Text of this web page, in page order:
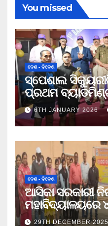
You missed
ଦେଶ - ବିଦେଶ
ସ୍ପେଶାଲ
ପ୍ରଥମ
ଉଦଯାପିତ
6TH JANUARY 2026
ଦେଶ - ବିଦେଶ
ଆସିକା ସରକାରୀ
ମହାବିଦ୍ୟାଳୟରେ
କ୍ରୀଡା ଉତ୍ସବ
29TH DECEMBER 2025